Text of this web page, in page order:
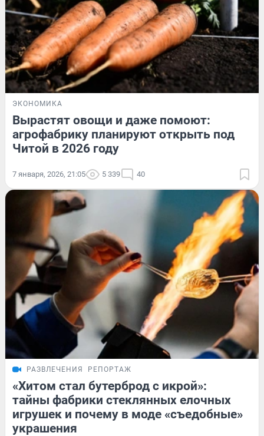
ЭКОНОМИКА
Вырастят овощи и даже помоют:
агрофабрику планируют открыть под
Читой в 2026 году
7 января, 2026, 21:05 5 339 40
РАЗВЛЕЧЕНИЯ РЕПОРТАЖ
«Хитом стал бутерброд с икрой»:
тайны фабрики стеклянных елочных
игрушек и почему в моде «съедобные»
украшения